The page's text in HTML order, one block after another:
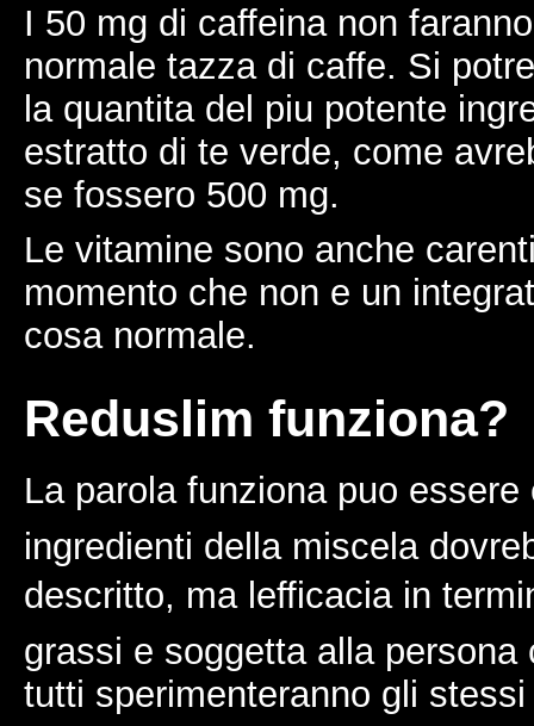
I 50 mg di caffeina non
normale tazza di caffe. Si
la quantita del piu potente
estratto di te verde, come
se fossero 500 mg.
Le vitamine sono anche
momento che non e un
cosa normale.
Reduslim funziona?
La parola funziona puo
ingredienti della miscela
descritto, ma lefficacia in
grassi e soggetta alla
tutti sperimenteranno gli